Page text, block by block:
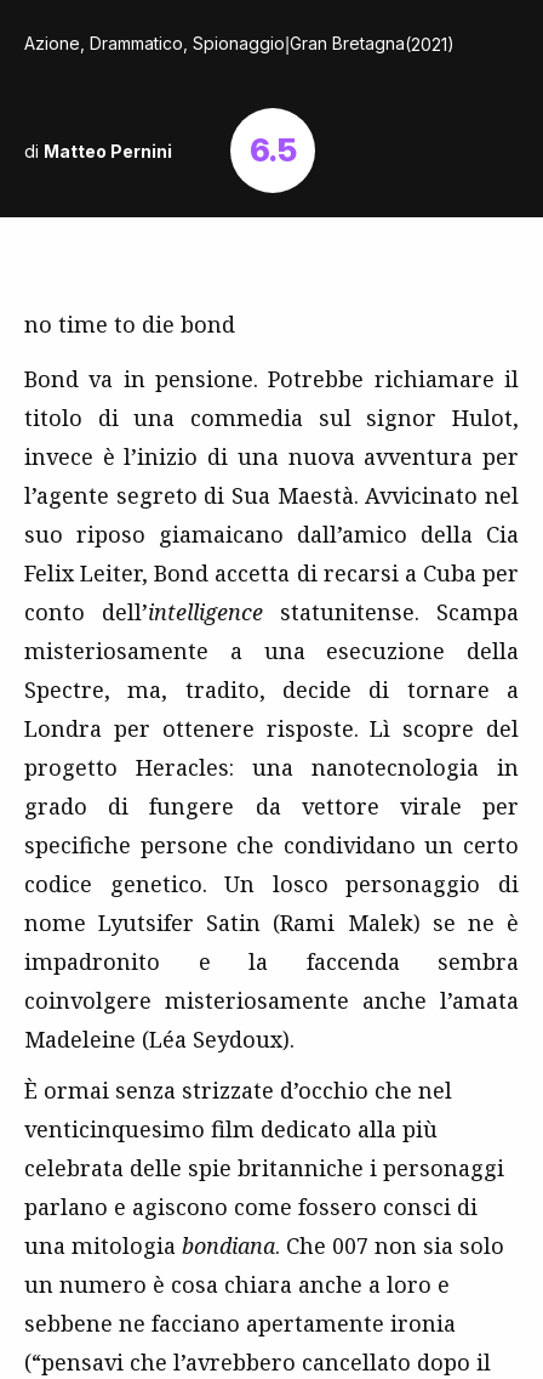
Azione, Drammatico, Spionaggio|Gran Bretagna(2021)
di Matteo Pernini 6.5
no time to die bond
Bond va in pensione. Potrebbe richiamare il
titolo di una commedia sul signor Hulot,
invece è l’inizio di una nuova avventura per
l’agente segreto di Sua Maestà. Avvicinato nel
suo riposo giamaicano dall’amico della Cia
Felix Leiter, Bond accetta di recarsi a Cuba per
conto dell’intelligence statunitense. Scampa
misteriosamente a una esecuzione della
Spectre, ma, tradito, decide di tornare a
Londra per ottenere risposte. Lì scopre del
progetto Heracles: una nanotecnologia in
grado di fungere da vettore virale per
specifiche persone che condividano un certo
codice genetico. Un losco personaggio di
nome Lyutsifer Satin (Rami Malek) se ne è
impadronito e la faccenda sembra
coinvolgere misteriosamente anche l’amata
Madeleine (Léa Seydoux).
È ormai senza strizzate d’occhio che nel
venticinquesimo film dedicato alla più
celebrata delle spie britanniche i personaggi
parlano e agiscono come fossero consci di
una mitologia bondiana. Che 007 non sia solo
un numero è cosa chiara anche a loro e
sebbene ne facciano apertamente ironia
(“pensavi che l’avrebbero cancellato dopo il